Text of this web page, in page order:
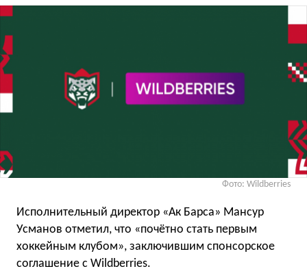
Фото: Wildberries
Исполнительный директор «Ак Барса» Мансур
Усманов отметил, что «почётно стать первым
хоккейным клубом», заключившим спонсорское
соглашение с Wildberries.